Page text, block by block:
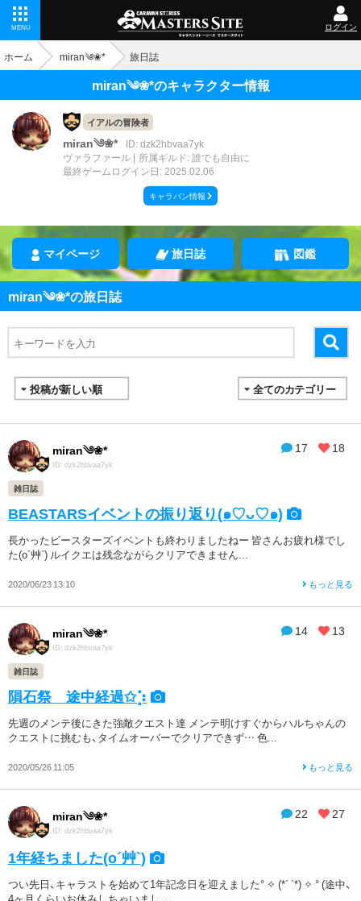
MENU ログイン
ホーム miran༄❀* 旅日誌
miran༄❀*のキャラクター情報
イアルの冒険者
miran༄❀* ID: dzk2hbvaa7yk
ヴァラファール
所属ギルド: 誰でも自由に
最終ゲームログイン日: 2025.02.06
キャラバン情報
マイページ 旅日誌 図鑑
miran༄❀*の旅日誌
17 18
miran༄❀*
ID: dzk2hbvaa7yk
雑日誌
BEASTARSイベントの振り返り(๑♡ᴗ♡๑)
長かったビースターズイベントも終わりましたねー 皆さんお疲れ様でし
た(o´艸`) ルイクエは残念ながらクリアできません...
2020/06/23 13:10 もっと見る
14 13
miran༄❀*
ID: dzk2hbvaa7yk
雑日誌
隕石祭 途中経過✩︎⡱
先週のメンテ後にきた強敵クエスト達 メンテ明けすぐからハルちゃんの
クエストに挑むも、タイムオーバーでクリアできず… 色...
2020/05/26 11:05 もっと見る
22 27
miran༄❀*
ID: dzk2hbvaa7yk
1年経ちました(o´艸`)
つい先日、キャラストを始めて1年記念日を迎えました° ✧ (*´ `*) ✧ ° (途中、